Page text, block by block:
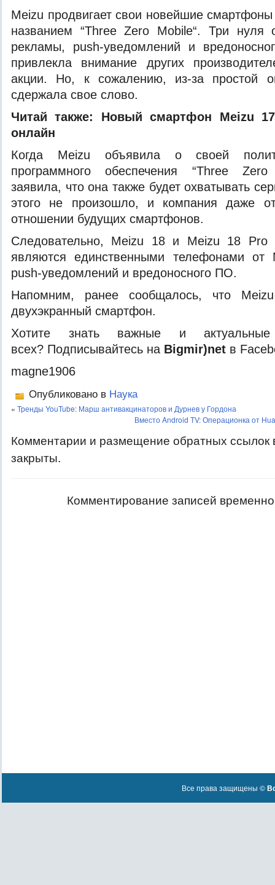
Meizu продвигает свои новейшие
названием “Three Zero Mobile“. Три нуля
рекламы, push-уведомлений и
привлекла внимание других
акции. Но, к сожалению, из-за простой
сдержала свое слово.
Читай также: Новый смартфон Meizu
онлайн
Когда Meizu объявила о своей
программного обеспечения “Three
заявила, что она также будет охватывать
этого не произошло, и компания даже
отношении будущих смартфонов.
Следовательно, Meizu 18 и Meizu 18 Pro
являются единственными телефонами от
push-уведомлений и вредоносного ПО.
Напомним, ранее сообщалось, что
двухэкранный смартфон.
Хотите знать важные и
всех? Подписывайтесь на Bigmir)net в
magne1906
Опубликовано в Наука
« Тренды YouTube: Марш антивакцинаторов и Дурнев у Гордона
Вместо Android TV: Операционка от
Комментарии и размещение обратных ссылок
закрыты.
Комментирование записей
Все права защищены ©